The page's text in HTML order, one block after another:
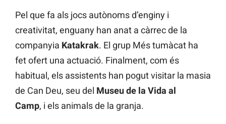
Pel que fa als jocs autònoms d’enginy i
creativitat, enguany han anat a càrrec de la
companyia Katakrak. El grup Més tumàcat ha
fet ofert una actuació. Finalment, com és
habitual, els assistents han pogut visitar la masia
de Can Deu, seu del Museu de la Vida al
Camp, i els animals de la granja.